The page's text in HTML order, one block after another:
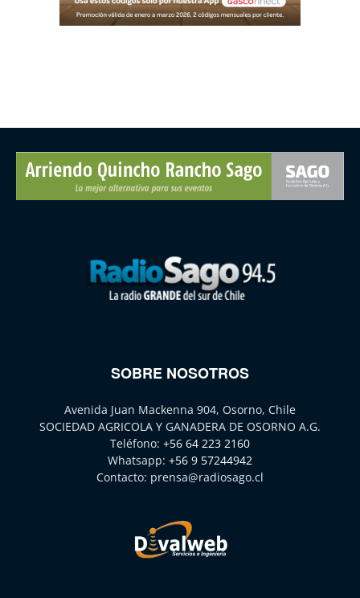
SOBRE NOSOTROS
Avenida Juan Mackenna 904, Osorno, Chile
SOCIEDAD AGRICOLA Y GANADERA DE OSORNO A.G.
Teléfono: +56 64 223 2160
Whatsapp: +56 9 57244942
Contacto: prensa@radiosago.cl